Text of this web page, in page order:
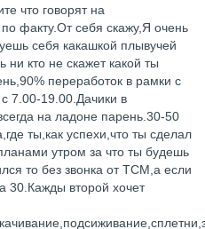
что говорят на
факту.От себя скажу,Я очень
себя какашкой плывучей
ни кто не скажет какой ты
переработок в рамки с
7.00-19.00.Дачики в
на ладоне парень.30-50
ты,как успехи,что ты сделал
утром за что ты будешь
то без звонка от ТСМ,а если
30.Кажды второй хочет